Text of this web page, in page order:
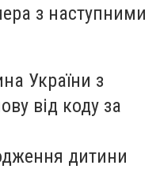
з наступними
України з
від коду за
дитини